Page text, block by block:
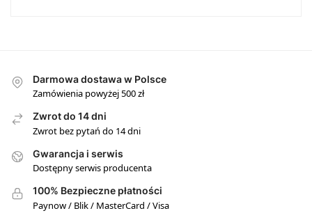
Darmowa dostawa w Polsce
Zamówienia powyżej 500 zł
Zwrot do 14 dni
Zwrot bez pytań do 14 dni
Gwarancja i serwis
Dostępny serwis producenta
100% Bezpieczne płatności
Paynow / Blik / MasterCard / Visa